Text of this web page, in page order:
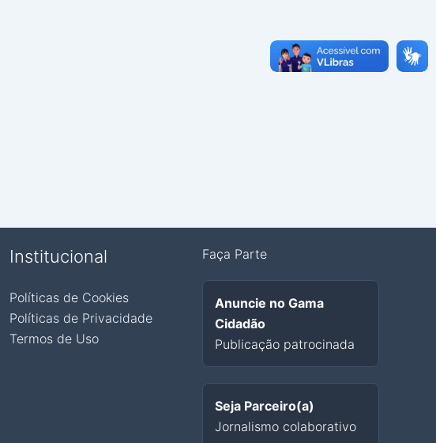
Institucional
Políticas de Cookies
Políticas de Privacidade
Termos de Uso
Faça Parte
Anuncie no Gama
Cidadão
Publicação patrocinada
Seja Parceiro(a)
Jornalismo colaborativo